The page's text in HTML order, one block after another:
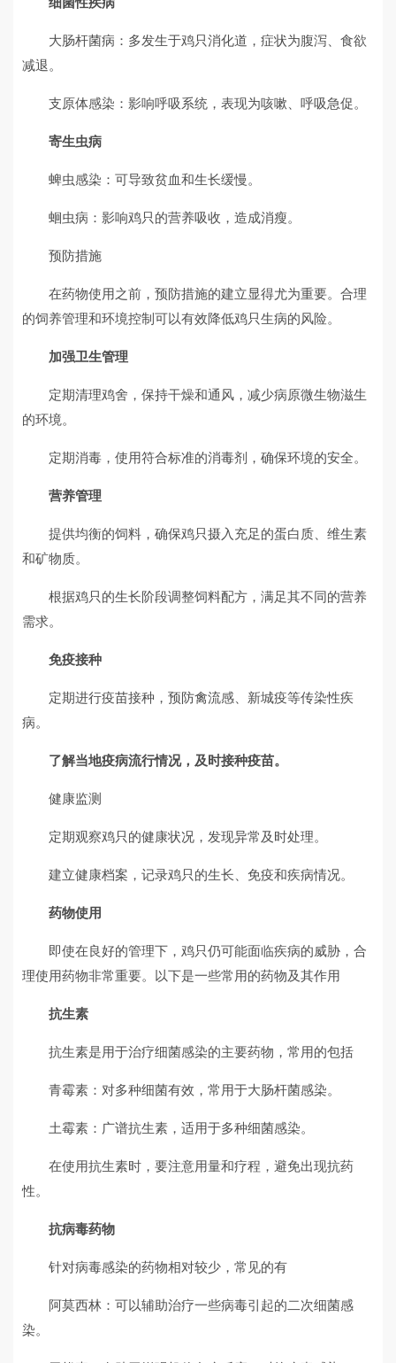
大肠杆菌病：多发生于鸡只消化道，症状为腹泻、食欲
减退。
支原体感染：影响呼吸系统，表现为咳嗽、呼吸急促。
寄生虫病
蜱虫感染：可导致贫血和生长缓慢。
蛔虫病：影响鸡只的营养吸收，造成消瘦。
预防措施
在药物使用之前，预防措施的建立显得尤为重要。合理
的饲养管理和环境控制可以有效降低鸡只生病的风险。
加强卫生管理
定期清理鸡舍，保持干燥和通风，减少病原微生物滋生
的环境。
定期消毒，使用符合标准的消毒剂，确保环境的安全。
营养管理
提供均衡的饲料，确保鸡只摄入充足的蛋白质、维生素
和矿物质。
根据鸡只的生长阶段调整饲料配方，满足其不同的营养
需求。
免疫接种
定期进行疫苗接种，预防禽流感、新城疫等传染性疾
病。
了解当地疫病流行情况，及时接种疫苗。
健康监测
定期观察鸡只的健康状况，发现异常及时处理。
建立健康档案，记录鸡只的生长、免疫和疾病情况。
药物使用
即使在良好的管理下，鸡只仍可能面临疾病的威胁，合
理使用药物非常重要。以下是一些常用的药物及其作用
抗生素
抗生素是用于治疗细菌感染的主要药物，常用的包括
青霉素：对多种细菌有效，常用于大肠杆菌感染。
土霉素：广谱抗生素，适用于多种细菌感染。
在使用抗生素时，要注意用量和疗程，避免出现抗药
性。
抗病毒药物
针对病毒感染的药物相对较少，常见的有
阿莫西林：可以辅助治疗一些病毒引起的二次细菌感
染。